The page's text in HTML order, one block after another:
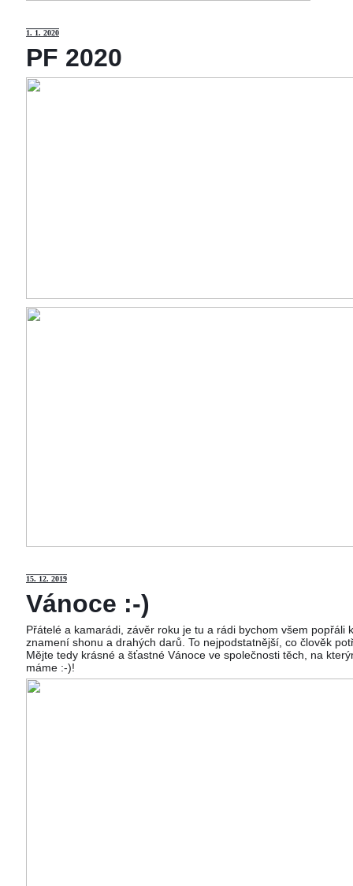
1. 1. 2020
PF 2020
15. 12. 2019
Vánoce :-)
Přátelé a kamarádi, závěr roku je tu a rádi bychom všem
znamení shonu a drahých darů. To nejpodstatnější, co člověk
Mějte tedy krásné a šťastné Vánoce ve společnosti těch, na
máme :-)!